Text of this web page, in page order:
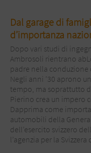
Dal garage di
d’importanza
Dopo vari studi di
Ambrosoli rientrano
padre nella conduzione
Negli anni ’30 aprono
tempo, ma soprattutto
Pierino crea un impero
Dapprima come
automobili della
dell’esercito svizzero
l’agenzia per la